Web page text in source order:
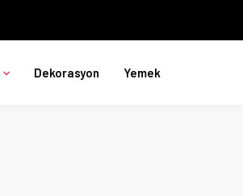
Dekorasyon Yemek